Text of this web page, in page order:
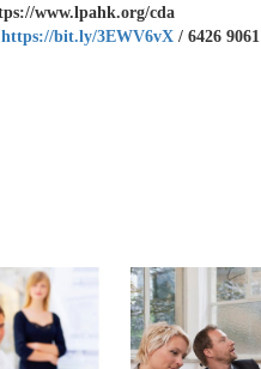
www.lpahk.org/cda
https://bit.ly/3EWV6vX / 6426 9061